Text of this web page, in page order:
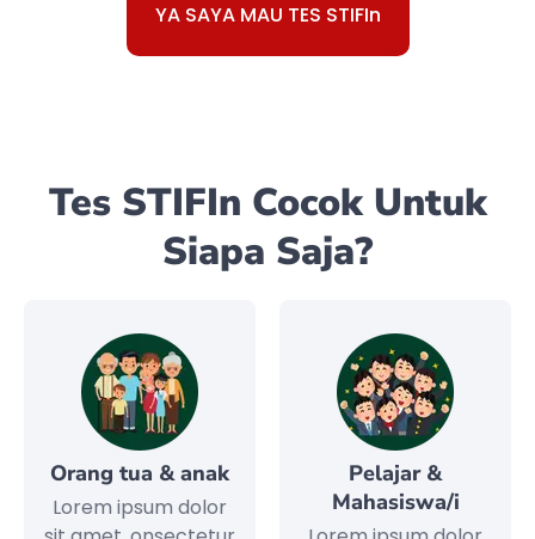
YA SAYA MAU TES STIFIn
Tes STIFIn Cocok Untuk
Siapa Saja?
Orang tua & anak
Lorem ipsum dolor
Pelajar &
Mahasiswa/i